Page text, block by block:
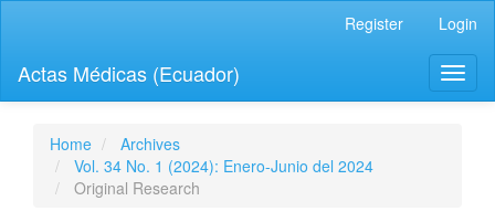
page
content
Navigation
Main
Content
Register Login
Actas Médicas (Ecuador)
Home
Archives
Vol. 34 No. 1 (2024): Enero-Junio del 2024
Original Research